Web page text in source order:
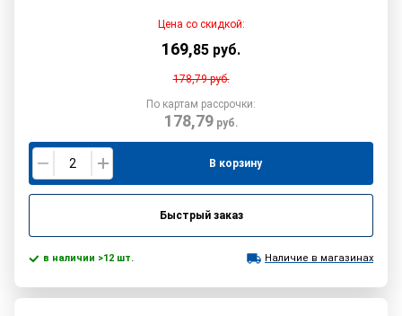
Цена со скидкой:
169,85 руб.
178,79руб.
По картам рассрочки:
178,79руб.
В корзину
Быстрый заказ
в наличии >12 шт. Наличие в магазинах